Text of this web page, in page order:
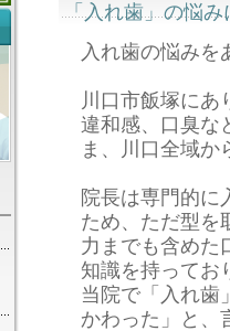
「入れ歯」の悩
入れ歯の悩みを
川口市飯塚にあ
違和感、口臭な
ま、川口全域か
院長は専門的に
ため、ただ型を
力までも含めた
知識を持ってお
当院で「入れ歯
かわった」と、